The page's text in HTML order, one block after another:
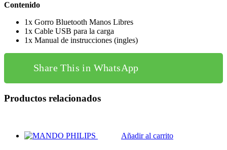
Contenido
1x Gorro Bluetooth Manos Libres
1x Cable USB para la carga
1x Manual de instrucciones (ingles)
Share This in WhatsApp
Productos relacionados
Añadir al carrito